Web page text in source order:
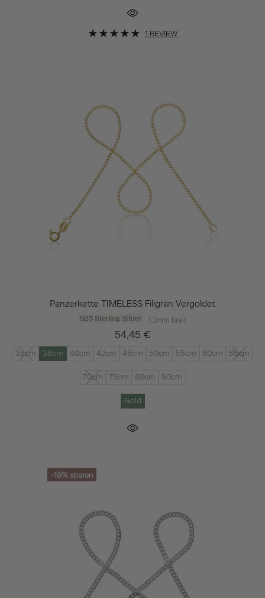
1 REVIEW
Panzerkette TIMELESS Filigran Vergoldet
925 Sterling Silber 1,3mm breit
54,45 €
35cm 38cm 40cm 42cm 45cm 50cm 55cm 60cm 65cm
70cm 75cm 80cm 90cm
Gold
-19%